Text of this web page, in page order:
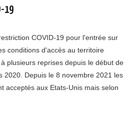
19
COVID-19 pour l'entrée sur
conditions d'accès au territoire
plusieurs reprises depuis le début de
2020. Depuis le 8 novembre 2021 les
acceptés aux Etats-Unis mais selon